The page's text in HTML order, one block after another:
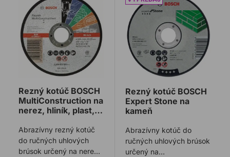
Rezný kotúč BOSCH
MultiConstruction na
nerez, hliník, plast,
Abrazívny rezný kotúč
do ručných uhlových
brúsok určený na nerez,
Rezný kotúč BOSCH
Expert Stone na
kameň
Abrazívny kotúč do
ručných uhlových brúsok
určený na